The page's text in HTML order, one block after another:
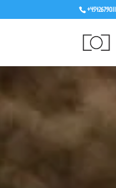
+4542679011